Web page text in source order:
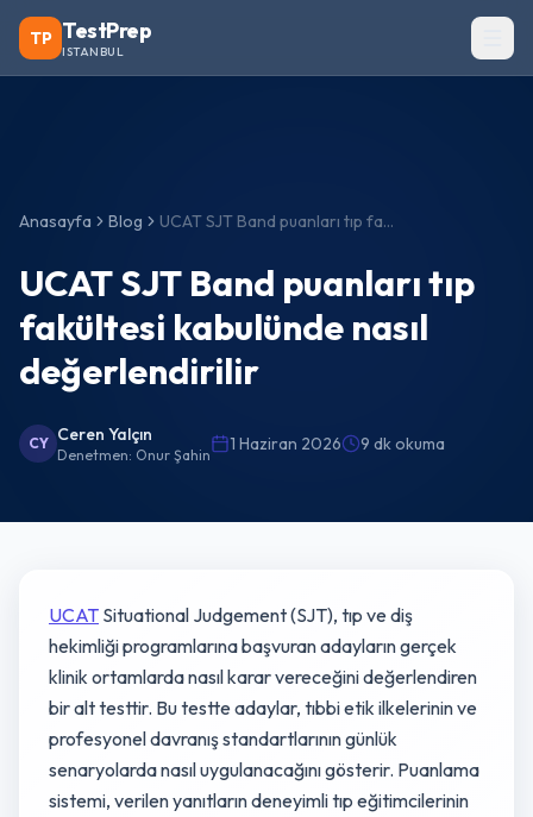
TP TestPrep
ISTANBUL
Anasayfa Blog UCAT SJT Band puanları tıp fakültesi kabulünde nasıl değerlendirilir
UCAT SJT Band puanları tıp
fakültesi kabulünde nasıl
değerlendirilir
CY Ceren Yalçın
Denetmen: Onur Şahin
1 Haziran 2026 9 dk okuma
UCAT Situational Judgement (SJT), tıp ve diş
hekimliği programlarına başvuran adayların gerçek
klinik ortamlarda nasıl karar vereceğini değerlendiren
bir alt testtir. Bu testte adaylar, tıbbi etik ilkelerinin ve
profesyonel davranış standartlarının günlük
senaryolarda nasıl uygulanacağını gösterir. Puanlama
sistemi, verilen yanıtların deneyimli tıp eğitimcilerinin